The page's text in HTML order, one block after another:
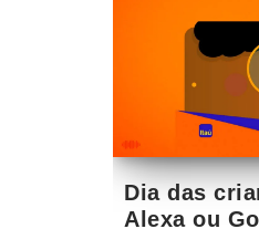
Dia das
Alexa ou